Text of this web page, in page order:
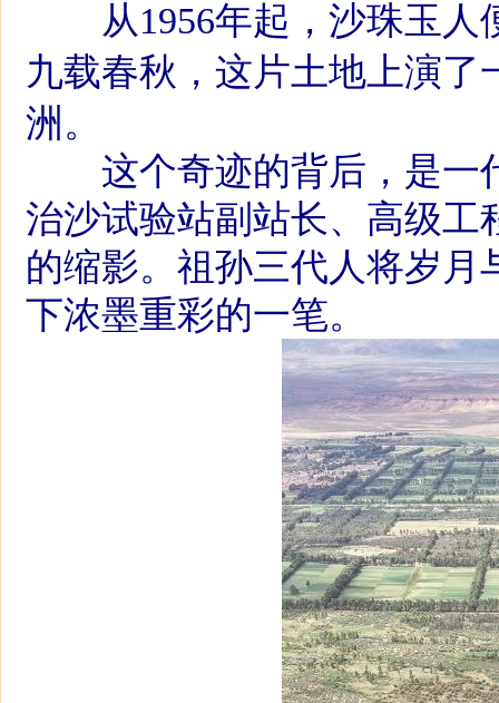
从1956年起，沙珠玉
九载春秋，这片土地上演
洲。
这个奇迹的背后，是一
治沙试验站副站长、高级
的缩影。祖孙三代人将岁
下浓墨重彩的一笔。